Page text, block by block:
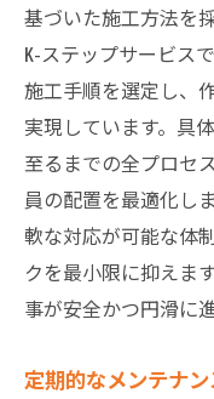
基づいた施工方法を
K-ステップサービス
施工手順を選定し、
実現しています。具
至るまでの全プロセ
員の配置を最適化し
軟な対応が可能な体
クを最小限に抑えま
事が安全かつ円滑に
定期的なメンテナ